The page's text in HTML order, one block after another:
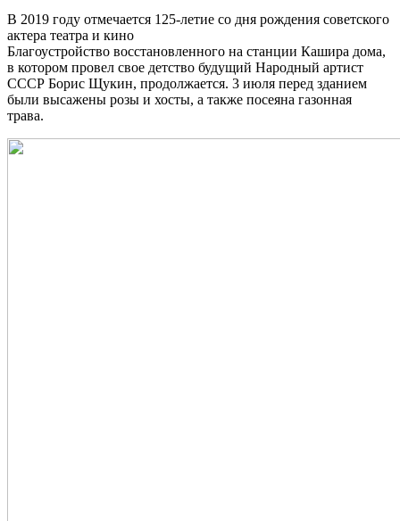
В 2019 году отмечается 125-летие со дня рождения советского
актера театра и кино
Благоустройство восстановленного на станции Кашира дома,
в котором провел свое детство будущий Народный артист
СССР Борис Щукин, продолжается. 3 июля перед зданием
были высажены розы и хосты, а также посеяна газонная
трава.